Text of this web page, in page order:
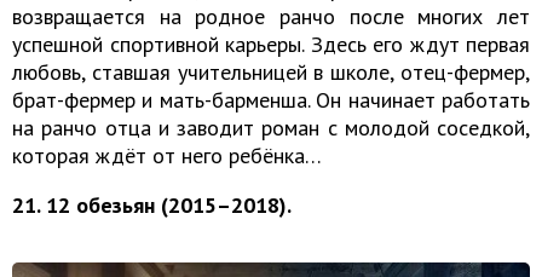
возвращается на родное ранчо после многих лет
успешной спортивной карьеры. Здесь его ждут первая
любовь, ставшая учительницей в школе, отец-фермер,
брат-фермер и мать-барменша. Он начинает работать
на ранчо отца и заводит роман с молодой соседкой,
которая ждёт от него ребёнка…
21. 12 обезьян (2015–2018).